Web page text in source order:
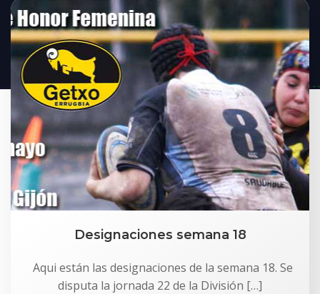
Designaciones semana 18
Aqui están las designaciones de la semana 18. Se
disputa la jornada 22 de la División […]